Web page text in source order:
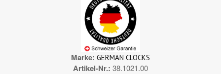
Marke GERMAN CLOCKS
Artikel-Nr. 38.1021.00